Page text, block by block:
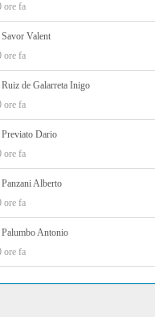
ore fa
Savor Valent
ore fa
Ruiz de Galarreta Inigo
ore fa
Previato Dario
ore fa
Panzani Alberto
ore fa
Palumbo Antonio
ore fa